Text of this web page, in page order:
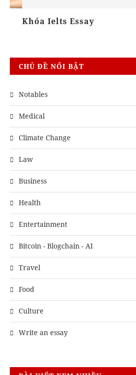
Khóa Ielts Essay
CHỦ ĐỀ NỔI BẬT
Notables
Medical
Climate Change
Law
Business
Health
Entertainment
Bitcoin - Blogchain - AI
Travel
Food
Culture
Write an essay